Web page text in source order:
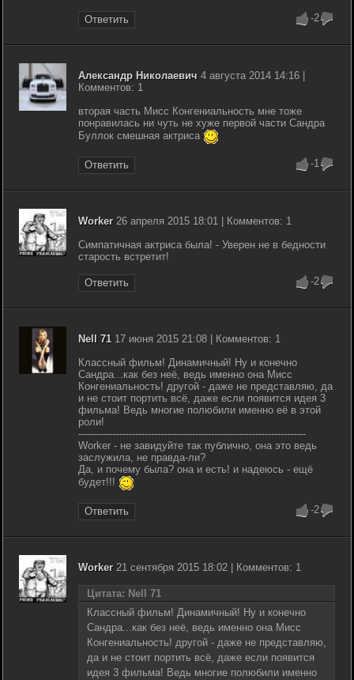
Ответить -2
Александр Николаевич 4 августа 2014 14:16 |
Комментов: 1
вторая часть Мисс Конгениальность мне тоже
понравилась ни чуть не хуже первой части Сандра
Буллок смешная актриса
Ответить -1
Worker26 апреля 2015 18:01 | Комментов: 1
Симпатичная актриса была! - Уверен не в бедности
старость встретит!
Ответить -2
Nell 71 17 июня 2015 21:08 | Комментов: 1
Классный фильм! Динамичный! Ну и конечно
Сандра...как без неё, ведь именно она Мисс
Конгениальность! другой - даже не представляю, да
и не стоит портить всё, даже если появится идея 3
фильма! Ведь многие полюбили именно её в этой
роли!
------------------------------------------------------------------------
Worker - не завидуйте так публично, она это ведь
заслужила, не правда-ли?
Да, и почему была? она и есть! и надеюсь - ещё
будет!!!
Ответить -2
Worker21 сентября 2015 18:02 | Комментов: 1
Цитата: Nell 71
Классный фильм! Динамичный! Ну и конечно
Сандра...как без неё, ведь именно она Мисс
Конгениальность! другой - даже не представляю,
да и не стоит портить всё, даже если появится
идея 3 фильма! Ведь многие полюбили именно